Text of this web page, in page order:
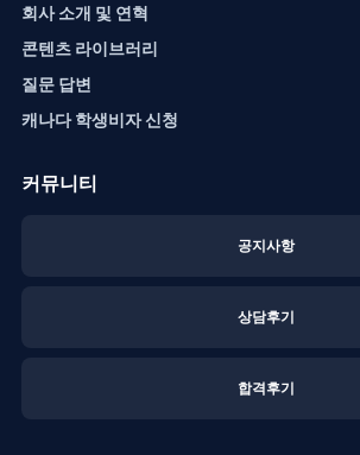
회사 소개 및 연혁
콘텐츠 라이브러리
질문 답변
캐나다 학생비자 신청
커뮤니티
공지사항
상담후기
합격후기